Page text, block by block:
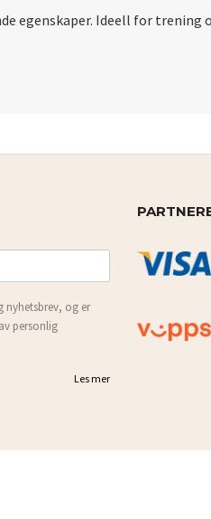
egenskaper. Ideell for trening
nyhetsbrev, og er
personlig
Les mer